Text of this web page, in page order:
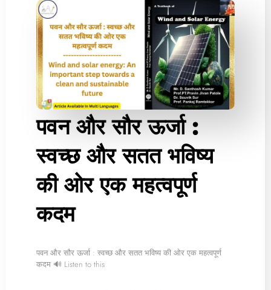
पवन और सौर ऊर्जा :
स्वच्छ और सतत भविष्य
की ओर एक महत्वपूर्ण
कदम
पवन और सौर ऊर्जा : स्वच्छ और सतत भविष्य की ओर एक महत्वपूर्ण
कदम 🔊 Listen to this